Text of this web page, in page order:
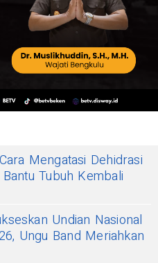
Mengatasi Dehidrasi
Tubuh Kembali
Undian Nasional
Ungu Band Meriahkan